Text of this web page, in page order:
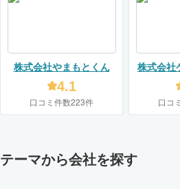
株式会社やまもとくん
4.1
口コミ件数223件
株式会社
口コ
テーマから会社を探す